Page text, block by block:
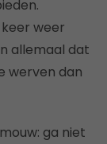
weer
allemaal dat
werven dan
ga niet